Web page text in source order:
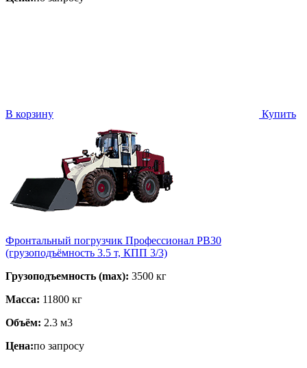
В корзину Купить
Фронтальный погрузчик Профессионал PB30
(грузоподъёмность 3.5 т, КПП 3/3)
Грузоподъемность (max): 3500 кг
Масса: 11800 кг
Объём: 2.3 м3
Цена:по запросу